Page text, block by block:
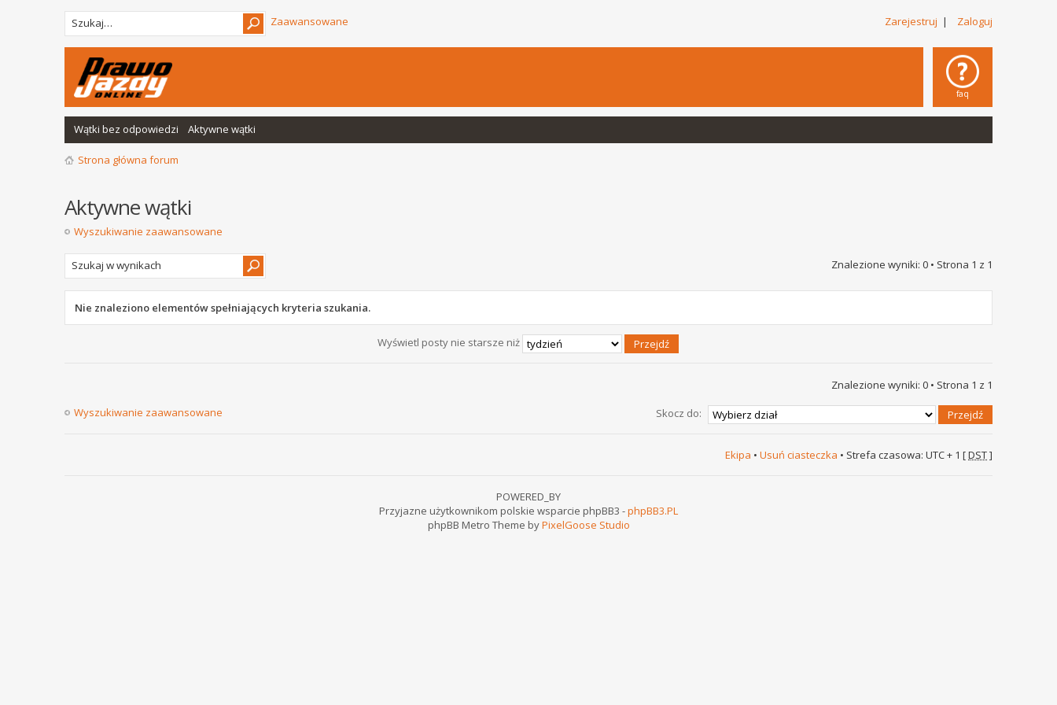
Zarejestruj | Zaloguj
Zaawansowane
faq
Wątki bez odpowiedzi Aktywne wątki
Strona główna forum
Aktywne wątki
Wyszukiwanie zaawansowane
Znalezione wyniki: 0 • Strona 1 z 1
Nie znaleziono elementów spełniających kryteria szukania.
Wyświetl posty nie starsze niż
Znalezione wyniki: 0 • Strona 1 z 1
Wyszukiwanie zaawansowane
Skocz do:
Ekipa • Usuń ciasteczka • Strefa czasowa: UTC + 1 [DST]
POWERED_BY
Przyjazne użytkownikom polskie wsparcie phpBB3 -phpBB3.PL
phpBB Metro Theme byPixelGoose Studio